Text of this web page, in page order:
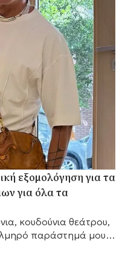
εξομολόγηση για τα
για όλα τα
κουδούνια θεάτρου,
παράστημά μου»,